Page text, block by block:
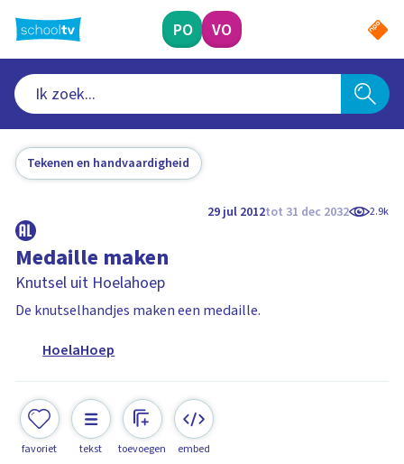
naar
hoofdinhoud
PO VO
Tekenen en handvaardigheid
29 jul 2012tot 31 dec 2032 2.9k
Medaille maken
Knutsel uit Hoelahoep
De knutselhandjes maken een medaille.
HoelaHoep
favoriet tekst toevoegen embed